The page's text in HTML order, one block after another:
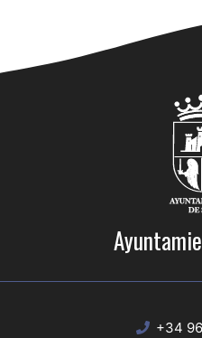
+34